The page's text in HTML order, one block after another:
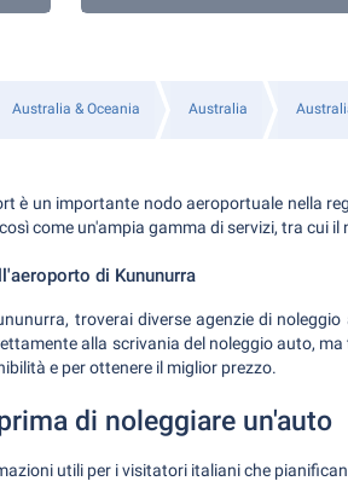
Australia & Oceania Australia
è un importante nodo aeroportuale nella
come un'ampia gamma di servizi, tra cui il
di Kununurra
troverai diverse agenzie di
alla scrivania del noleggio auto,
e per ottenere il miglior prezzo.
di noleggiare un'auto
utili per i visitatori italiani che